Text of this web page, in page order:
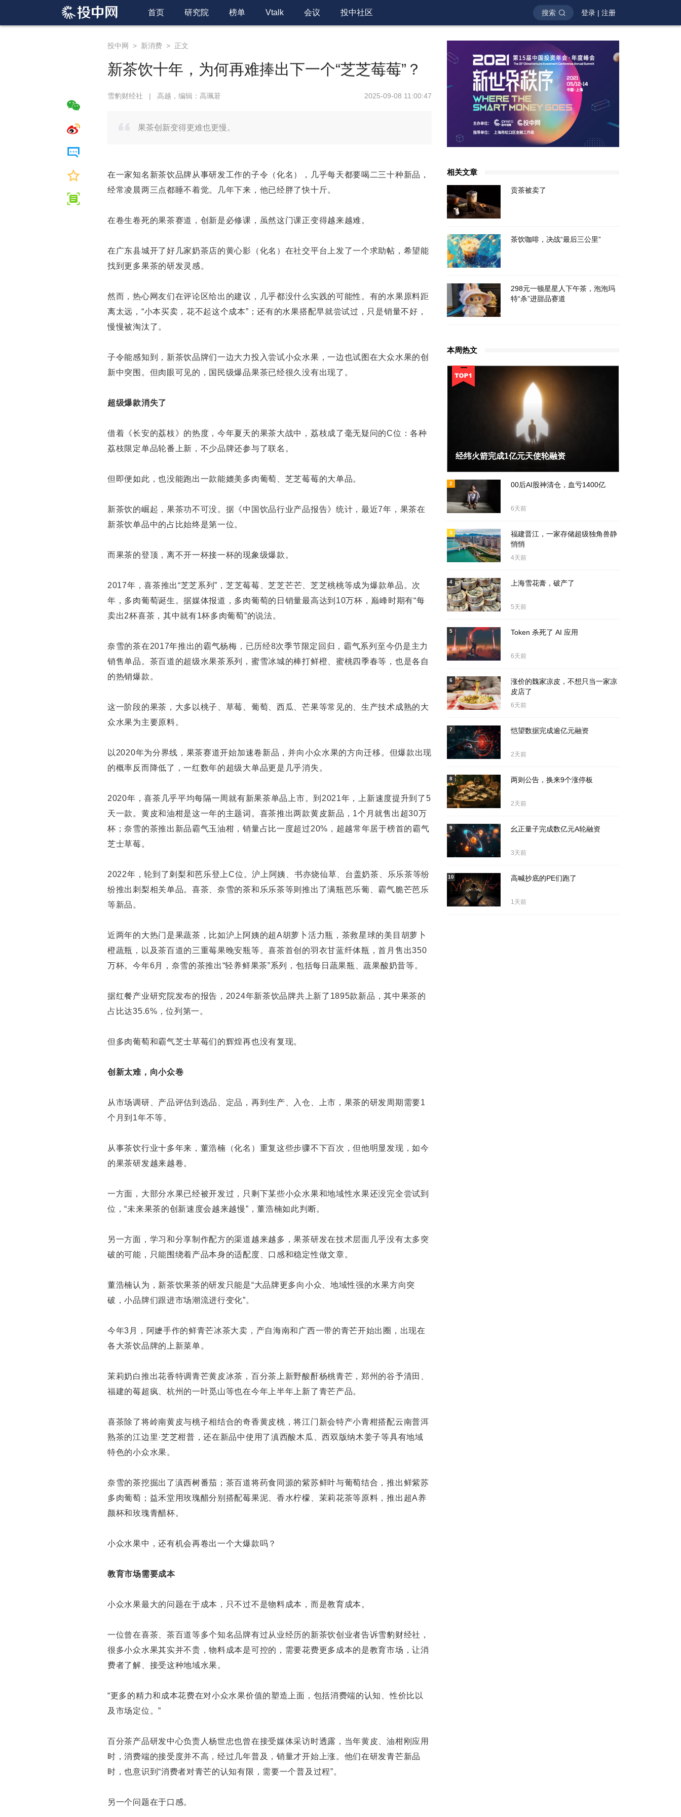
首页 研究院 榜单 Vtalk 会议 投中社区 搜索 登录 | 注册
投中网 > 新消费 > 正文
新茶饮十年，为何再难捧出下一个“芝芝莓莓”？
雪豹财经社 | 高越，编辑：高珮莙 2025-09-08 11:00:47
果茶创新变得更难也更慢。
在一家知名新茶饮品牌从事研发工作的子令（化名），几乎每天都要喝二三十种新品，
经常凌晨两三点都睡不着觉。几年下来，他已经胖了快十斤。
在卷生卷死的果茶赛道，创新是必修课，虽然这门课正变得越来越难。
在广东县城开了好几家奶茶店的黄心影（化名）在社交平台上发了一个求助帖，希望能
找到更多果茶的研发灵感。
然而，热心网友们在评论区给出的建议，几乎都没什么实践的可能性。有的水果原料距
离太远，“小本买卖，花不起这个成本”；还有的水果搭配早就尝试过，只是销量不好，
慢慢被淘汰了。
子令能感知到，新茶饮品牌们一边大力投入尝试小众水果，一边也试图在大众水果的创
新中突围。但肉眼可见的，国民级爆品果茶已经很久没有出现了。
超级爆款消失了
借着《长安的荔枝》的热度，今年夏天的果茶大战中，荔枝成了毫无疑问的C位：各种
荔枝限定单品轮番上新，不少品牌还参与了联名。
但即便如此，也没能跑出一款能媲美多肉葡萄、芝芝莓莓的大单品。
新茶饮的崛起，果茶功不可没。据《中国饮品行业产品报告》统计，最近7年，果茶在
新茶饮单品中的占比始终是第一位。
而果茶的登顶，离不开一杯接一杯的现象级爆款。
2017年，喜茶推出“芝芝系列”，芝芝莓莓、芝芝芒芒、芝芝桃桃等成为爆款单品。次
年，多肉葡萄诞生。据媒体报道，多肉葡萄的日销量最高达到10万杯，巅峰时期有“每
卖出2杯喜茶，其中就有1杯多肉葡萄”的说法。
奈雪的茶在2017年推出的霸气杨梅，已历经8次季节限定回归，霸气系列至今仍是主力
销售单品。茶百道的超级水果茶系列，蜜雪冰城的棒打鲜橙、蜜桃四季春等，也是各自
的热销爆款。
这一阶段的果茶，大多以桃子、草莓、葡萄、西瓜、芒果等常见的、生产技术成熟的大
众水果为主要原料。
以2020年为分界线，果茶赛道开始加速卷新品，并向小众水果的方向迁移。但爆款出现
的概率反而降低了，一红数年的超级大单品更是几乎消失。
2020年，喜茶几乎平均每隔一周就有新果茶单品上市。到2021年，上新速度提升到了5
天一款。黄皮和油柑是这一年的主题词。喜茶推出两款黄皮新品，1个月就售出超30万
杯；奈雪的茶推出新品霸气玉油柑，销量占比一度超过20%，超越常年居于榜首的霸气
芝士草莓。
2022年，轮到了刺梨和芭乐登上C位。沪上阿姨、书亦烧仙草、台盖奶茶、乐乐茶等纷
纷推出刺梨相关单品。喜茶、奈雪的茶和乐乐茶等则推出了满瓶芭乐葡、霸气脆芒芭乐
等新品。
近两年的大热门是果蔬茶，比如沪上阿姨的超A胡萝卜活力瓶，茶救星球的美目胡萝卜
橙蔬瓶，以及茶百道的三重莓果晚安瓶等。喜茶首创的羽衣甘蓝纤体瓶，首月售出350
万杯。今年6月，奈雪的茶推出“轻养鲜果茶”系列，包括每日蔬果瓶、蔬果酸奶昔等。
据红餐产业研究院发布的报告，2024年新茶饮品牌共上新了1895款新品，其中果茶的
占比达35.6%，位列第一。
但多肉葡萄和霸气芝士草莓们的辉煌再也没有复现。
创新太难，向小众卷
从市场调研、产品评估到选品、定品，再到生产、入仓、上市，果茶的研发周期需要1
个月到1年不等。
从事茶饮行业十多年来，董浩楠（化名）重复这些步骤不下百次，但他明显发现，如今
的果茶研发越来越卷。
一方面，大部分水果已经被开发过，只剩下某些小众水果和地域性水果还没完全尝试到
位，“未来果茶的创新速度会越来越慢”，董浩楠如此判断。
另一方面，学习和分享制作配方的渠道越来越多，果茶研发在技术层面几乎没有太多突
破的可能，只能围绕着产品本身的适配度、口感和稳定性做文章。
董浩楠认为，新茶饮果茶的研发只能是“大品牌更多向小众、地域性强的水果方向突
破，小品牌们跟进市场潮流进行变化”。
今年3月，阿嬷手作的鲜青芒冰茶大卖，产自海南和广西一带的青芒开始出圈，出现在
各大茶饮品牌的上新菜单。
茉莉奶白推出花香特调青芒黄皮冰茶，百分茶上新野酸酐杨桃青芒，郑州的谷予清田、
福建的莓超疯、杭州的一叶觅山等也在今年上半年上新了青芒产品。
喜茶除了将岭南黄皮与桃子相结合的奇香黄皮桃，将江门新会特产小青柑搭配云南普洱
熟茶的江边里·芝芝柑普，还在新品中使用了滇西酸木瓜、西双版纳木姜子等具有地域
特色的小众水果。
奈雪的茶挖掘出了滇西树番茄；茶百道将药食同源的紫苏鲜叶与葡萄结合，推出鲜紫苏
多肉葡萄；益禾堂用玫瑰醋分别搭配莓果泥、香水柠檬、茉莉花茶等原料，推出超A养
颜杯和玫瑰青醋杯。
小众水果中，还有机会再卷出一个大爆款吗？
教育市场需要成本
小众水果最大的问题在于成本，只不过不是物料成本，而是教育成本。
一位曾在喜茶、茶百道等多个知名品牌有过从业经历的新茶饮创业者告诉雪豹财经社，
很多小众水果其实并不贵，物料成本是可控的，需要花费更多成本的是教育市场，让消
费者了解、接受这种地域水果。
“更多的精力和成本花费在对小众水果价值的塑造上面，包括消费端的认知、性价比以
及市场定位。”
百分茶产品研发中心负责人杨世忠也曾在接受媒体采访时透露，当年黄皮、油柑刚应用
时，消费端的接受度并不高，经过几年普及，销量才开始上涨。他们在研发青芒新品
时，也意识到“消费者对青芒的认知有限，需要一个普及过程”。
另一个问题在于口感。
相关文章
贡茶被卖了
茶饮咖啡，决战“最后三公里”
298元一顿星星人下午茶，泡泡玛
特“杀”进甜品赛道
本周热文
经纬火箭完成1亿元天使轮融资
6天前 00后AI股神清仓，血亏1400亿
6天前
2
福建晋江，一家存储超级独角兽静
悄悄
4天前
3
上海雪花膏，破产了
5天前
4
Token 杀死了 AI 应用
6天前
5
涨价的魏家凉皮，不想只当一家凉
皮店了
6天前
6
恺望数据完成逾亿元融资
2天前
7
两则公告，换来9个涨停板
2天前
8
幺正量子完成数亿元A轮融资
3天前
9
高喊抄底的PE们跑了
1天前
10